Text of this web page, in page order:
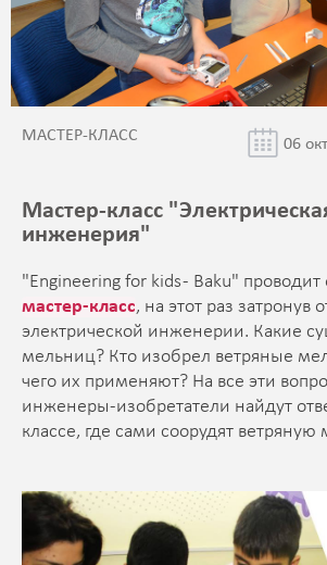
МАСТЕР-КЛАСС 06
Мастер-класс
инженерия"
"Engineering for kids - Baku"
мастер-класс, на этот раз затронув
электрической инженерии. Какие
мельниц? Кто изобрел ветряные
чего их применяют? На все эти
инженеры-изобретатели найдут
классе, где сами соорудят ветряную